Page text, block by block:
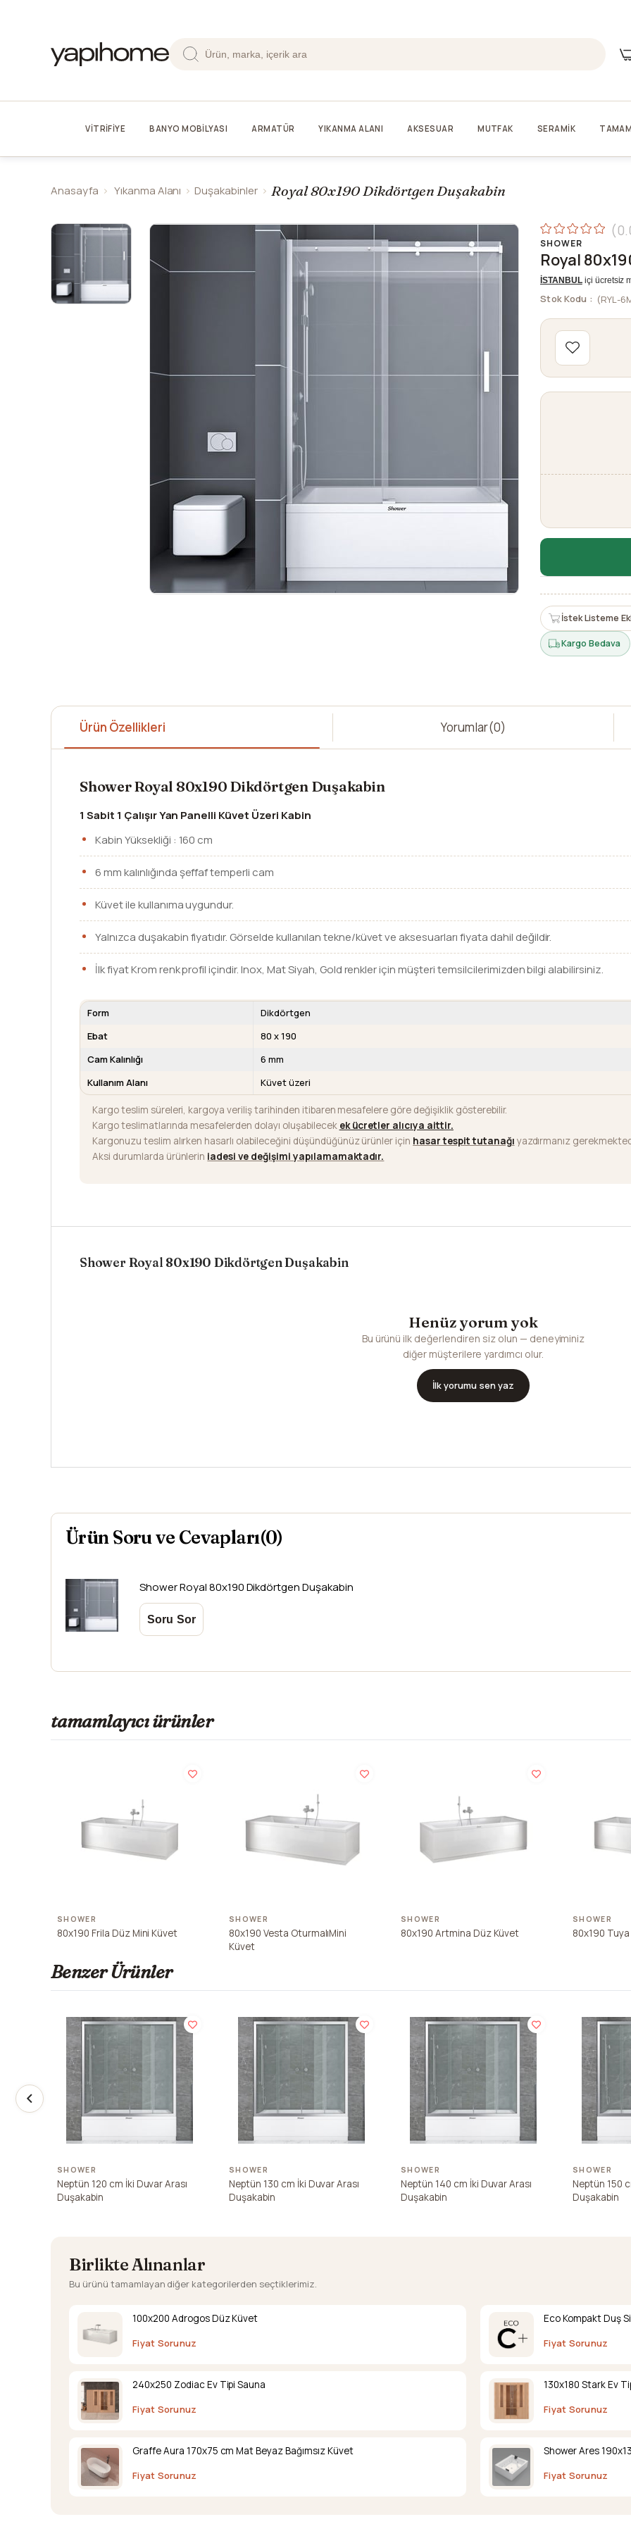
VİTRİFİYE BANYO MOBİLYASI ARMATÜR YIKANMA ALANI AKSESUAR MUTFAK SERAMİK
Anasayfa Yıkanma Alanı Duşakabinler Royal 80x190 Dikdörtgen Duşakabin
SHOWER
Royal
İSTANBULiçi ücretsiz
Stok Kodu (RYL-
İstek Listeme
Kargo Bedava
Ürün Özellikleri Yorumlar(0)
Shower Royal 80x190 Dikdörtgen Duşakabin
1 Sabit 1 Çalışır Yan Panelli Küvet Üzeri Kabin
Kabin Yüksekliği : 160 cm
6 mm kalınlığında şeffaf temperli cam
Küvet ile kullanıma uygundur.
Yalnızca duşakabin fiyatıdır. Görselde kullanılan tekne/küvet ve aksesuarları fiyata dahil değildir.
İlk fiyat Krom renk profil içindir. Inox, Mat Siyah, Gold renkler için müşteri temsilcilerimizden bilgi alabilirsiniz.
Form
Dikdörtgen
Ebat
80 x 190
Cam Kalınlığı
6 mm
Kullanım Alanı
Küvet üzeri
Kargo teslim süreleri, kargoya veriliş tarihinden itibaren mesafelere göre değişiklik gösterebilir.
Kargo teslimatlarında mesafelerden dolayı oluşabilecek ek ücretler alıcıya aittir.
Kargonuzu teslim alırken hasarlı olabileceğini düşündüğünüz ürünler için hasar tespit tutanağı yazdırmanız
Aksi durumlarda ürünlerin iadesi ve değişimi yapılamamaktadır.
Shower Royal 80x190 Dikdörtgen Duşakabin
Henüz yorum yok
Bu ürünü ilk değerlendiren siz olun — deneyiminiz
diğer müşterilere yardımcı olur.
İlk yorumu sen yaz
Ürün Soru ve Cevapları(0)
ShowerRoyal 80x190 Dikdörtgen Duşakabin
tamamlayıcı ürünler
SHOWER
80x190 Frila Düz Mini Küvet
SHOWER
80x190 Vesta OturmalıMini
Küvet
SHOWER
80x190 Artmina Düz Küvet
SHOWER
80x190
Benzer Ürünler
SHOWER
Neptün 120 cm İki Duvar Arası
Duşakabin
SHOWER
Neptün 130 cm İki Duvar Arası
Duşakabin
SHOWER
Neptün 140 cm İki Duvar Arası
Duşakabin
SHOWER
Neptün 150
Duşakabin
Birlikte Alınanlar
Bu ürünü tamamlayan diğer kategorilerden seçtiklerimiz.
100x200 Adrogos Düz Küvet
Fiyat Sorunuz
Eco Kompakt Duş
Fiyat Sorunuz
240x250 Zodiac Ev Tipi Sauna
Fiyat Sorunuz
130x180 Stark Ev
Fiyat Sorunuz
Graffe Aura 170x75 cm Mat Beyaz Bağımsız Küvet
Fiyat Sorunuz
Shower Ares
Fiyat Sorunuz